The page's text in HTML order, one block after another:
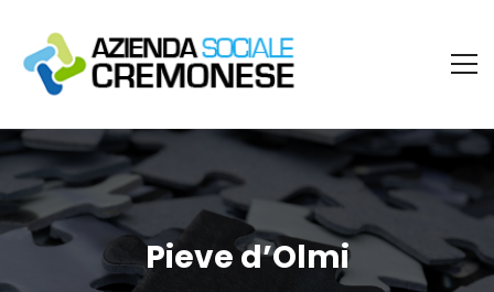
Pieve d’Olmi